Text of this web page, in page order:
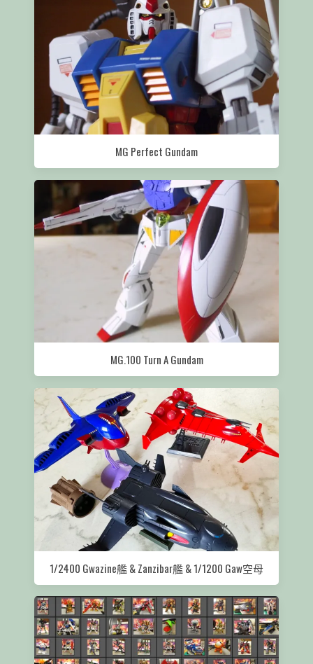
MG Perfect Gundam
MG.100 Turn A Gundam
1/2400 Gwazine艦 & Zanzibar艦 & 1/1200 Gaw空母